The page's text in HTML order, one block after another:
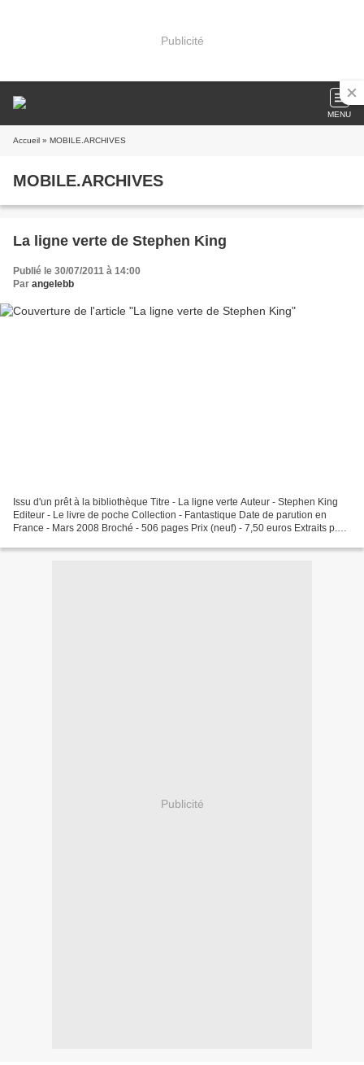
Publicité
MENU
Accueil » MOBILE.ARCHIVES
MOBILE.ARCHIVES
La ligne verte de Stephen King
Publié le 30/07/2011 à 14:00
Par angelebb
Issu d'un prêt à la bibliothèque Titre - La ligne verte Auteur - Stephen King
Editeur - Le livre de poche Collection - Fantastique Date de parution en
France - Mars 2008 Broché - 506 pages Prix (neuf) - 7,50 euros Extraits p.32
Publicité